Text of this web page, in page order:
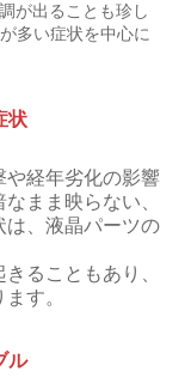
が出ることも珍し
多い症状を中心に
状
経年劣化の影響
まま映らない、
は、液晶パーツの
ることもあり、
す。
ル